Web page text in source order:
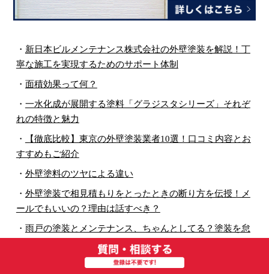
・ 新日本ビルメンテナンス株式会社の外壁塗装を解説！丁
寧な施工を実現するためのサポート体制
・ 面積効果って何？
・ 一水化成が展開する塗料「グラジスタシリーズ」それぞ
れの特徴と魅力
・
【徹底比較】東京の外壁塗装業者10選！口コミ内容とお
すすめもご紹介
・ 外壁塗料のツヤによる違い
・ 外壁塗装で相見積もりをとったときの断り方を伝授！メ
ールでもいいの？理由は話すべき？
・ 雨戸の塗装とメンテナンス、ちゃんとしてる？塗装を怠
外壁塗装で悩んだら！外れにくい人気のカラーと失敗し